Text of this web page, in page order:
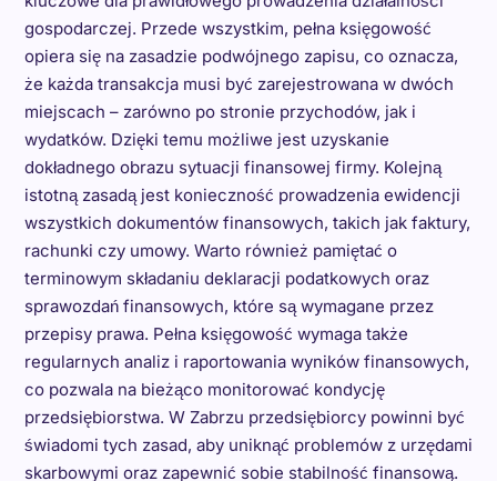
gospodarczej. Przede wszystkim, pełna księgowość
opiera się na zasadzie podwójnego zapisu, co oznacza,
że każda transakcja musi być zarejestrowana w dwóch
miejscach – zarówno po stronie przychodów, jak i
wydatków. Dzięki temu możliwe jest uzyskanie
dokładnego obrazu sytuacji finansowej firmy. Kolejną
istotną zasadą jest konieczność prowadzenia ewidencji
wszystkich dokumentów finansowych, takich jak faktury,
rachunki czy umowy. Warto również pamiętać o
terminowym składaniu deklaracji podatkowych oraz
sprawozdań finansowych, które są wymagane przez
przepisy prawa. Pełna księgowość wymaga także
regularnych analiz i raportowania wyników finansowych,
co pozwala na bieżąco monitorować kondycję
przedsiębiorstwa. W Zabrzu przedsiębiorcy powinni być
świadomi tych zasad, aby uniknąć problemów z urzędami
skarbowymi oraz zapewnić sobie stabilność finansową.